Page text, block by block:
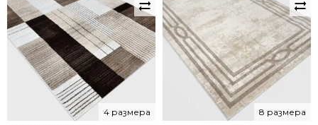
4 размера 8 размера